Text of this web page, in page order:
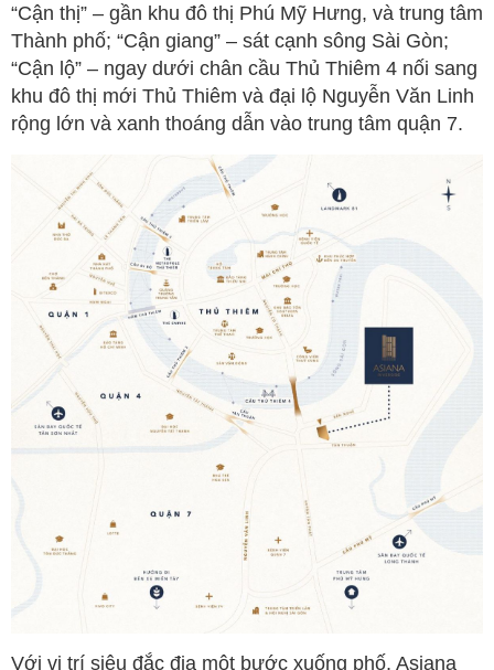
“Cận thị” – gần khu đô thị Phú Mỹ Hưng, và trung tâm
Thành phố; “Cận giang” – sát cạnh sông Sài Gòn;
“Cận lộ” – ngay dưới chân cầu Thủ Thiêm 4 nối sang
khu đô thị mới Thủ Thiêm và đại lộ Nguyễn Văn Linh
rộng lớn và xanh thoáng dẫn vào trung tâm quận 7.
Với vị trí siêu đắc địa một bước xuống phố, Asiana